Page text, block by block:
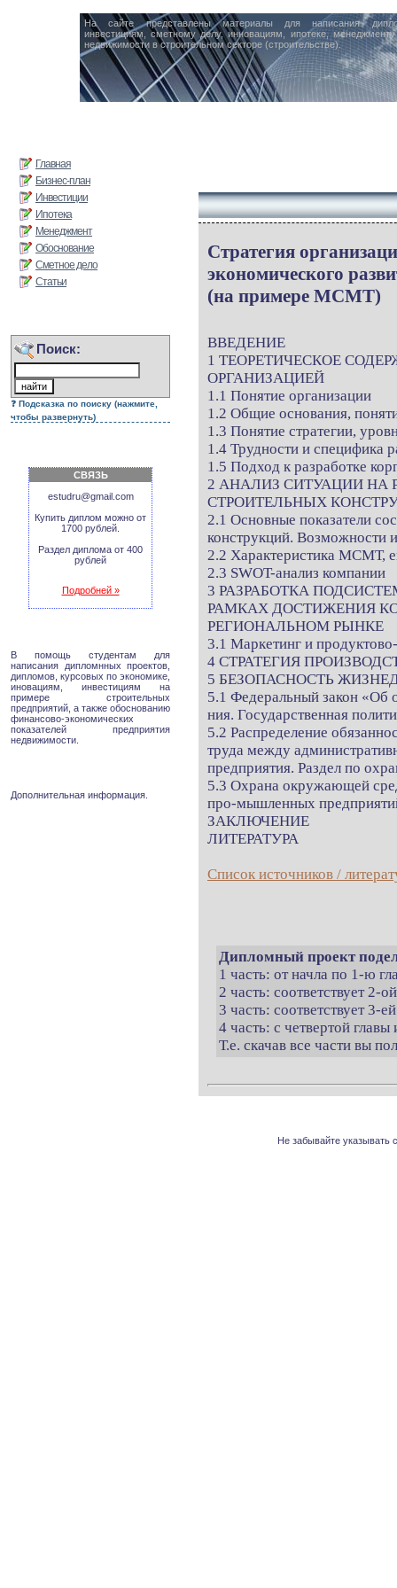
На сайте представлены материалы для написания
инвестициям, сметному делу, инновациям, ипотеке,
недвижимости в строительном секторе (строительстве).
Главная
Бизнес-план
Инвестиции
Ипотека
Менеджмент
Обоснование
Сметное дело
Статьи
Поиск:
Подсказка по поиску (нажмите,
чтобы развернуть)
СВЯЗЬ
estudru@gmail.com
Купить диплом можно от
1700 рублей.
Раздел диплома от 400
рублей
Подробней »
В помощь студентам для
написания дипломнных проектов,
дипломов, курсовых по экономике,
иновациям, инвестициям на
примере строительных
предприятий, а также обоснованию
финансово-экономических
показателей предприятия
недвижимости.
Дополнительная информация.
Стратегия
экономического
(на примере МСМТ)
ВВЕДЕНИЕ
1 ТЕОРЕТИЧЕСКОЕ
ОРГАНИЗАЦИЕЙ
1.1 Понятие организации
1.2 Общие основания,
1.3 Понятие стратегии,
1.4 Трудности и специфика
1.5 Подход к разработке
2 АНАЛИЗ СИТУАЦИИ НА
СТРОИТЕЛЬНЫХ
2.1 Основные показатели
конструкций.
2.2 Характеристика МСМТ,
2.3 SWOT-анализ компании
3 РАЗРАБОТКА
РАМКАХ ДОСТИЖЕНИЯ
РЕГИОНАЛЬНОМ РЫНКЕ
3.1 Маркетинг и
4 СТРАТЕГИЯ
5 БЕЗОПАСНОСТЬ
5.1 Федеральный закон
ния. Государственная
5.2 Распределение
труда между
предприятия. Раздел по
5.3 Охрана окружающей
про-мышленных
ЗАКЛЮЧЕНИЕ
ЛИТЕРАТУРА
Список источников /
Дипломный проект
1 часть: от начла по 1-ю
2 часть: соответствует 2-
3 часть: соответствует 3-
4 часть: с четвертой
Т.е. скачав все части вы
Не забывайте указывать